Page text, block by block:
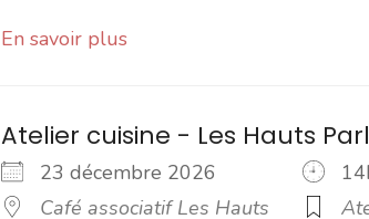
En savoir plus
Atelier cuisine - Les Hauts
23 décembre 2026
Café associatif Les Hauts